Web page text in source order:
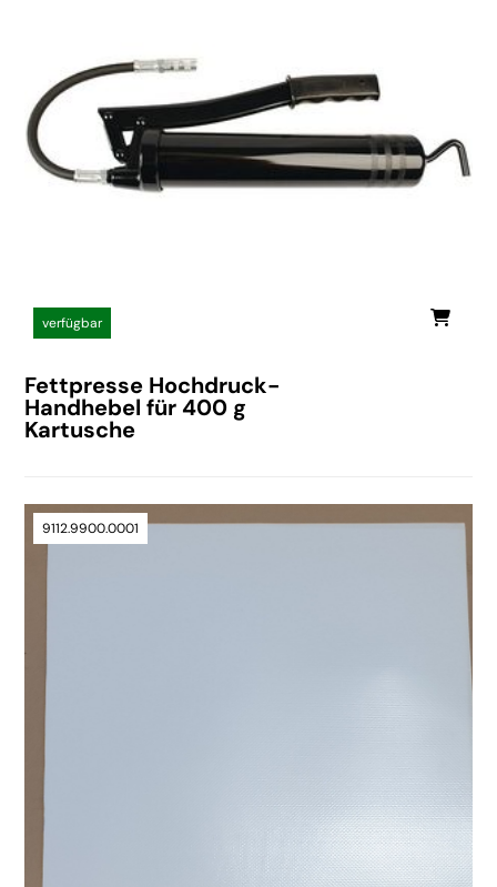
verfügbar
Fettpresse Hochdruck-
Handhebel für 400 g
Kartusche
9112.9900.0001